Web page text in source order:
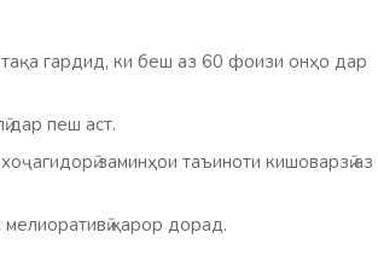
гардид, ки беш аз 60 фоизи онҳо дар
дар пеш аст.
заминҳои таъиноти кишоварзӣ аз
қарор дорад.